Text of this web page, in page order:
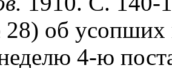
об усопших
4-ю